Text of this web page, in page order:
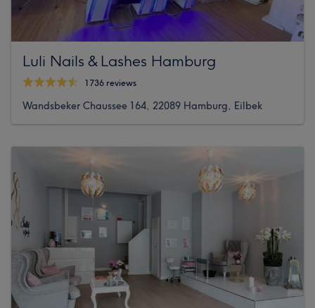
Luli Nails & Lashes Hamburg
1736 reviews
Wandsbeker Chaussee 164, 22089 Hamburg, Eilbek